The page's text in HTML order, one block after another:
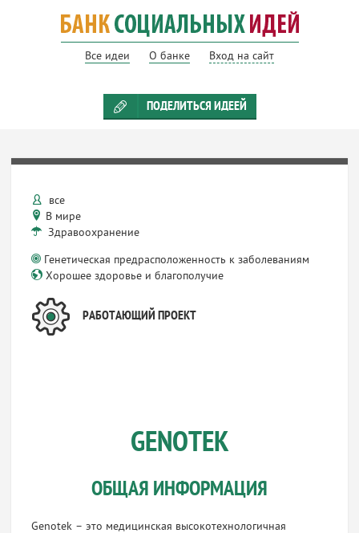
Все идеи О банке Вход на сайт
ПОДЕЛИТЬСЯ ИДЕЕЙ
все
В мире
Здравоохранение
Генетическая предрасположенность к заболеваниям
Хорошее здоровье и благополучие
РАБОТАЮЩИЙ ПРОЕКТ
GENOTEK
ОБЩАЯ ИНФОРМАЦИЯ
Genotek – это медицинская высокотехнологичная